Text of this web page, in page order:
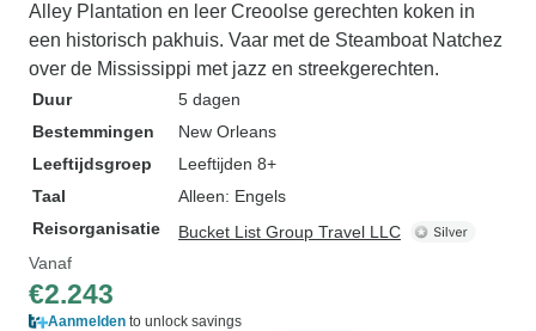
Alley Plantation en leer Creoolse gerechten koken in
een historisch pakhuis. Vaar met de Steamboat Natchez
over de Mississippi met jazz en streekgerechten.
Duur
5 dagen
Bestemmingen
New Orleans
Leeftijdsgroep
Leeftijden 8+
Taal
Alleen: Engels
Reisorganisatie
Bucket List Group Travel LLC
Vanaf
€2.243
Aanmelden to unlock savings